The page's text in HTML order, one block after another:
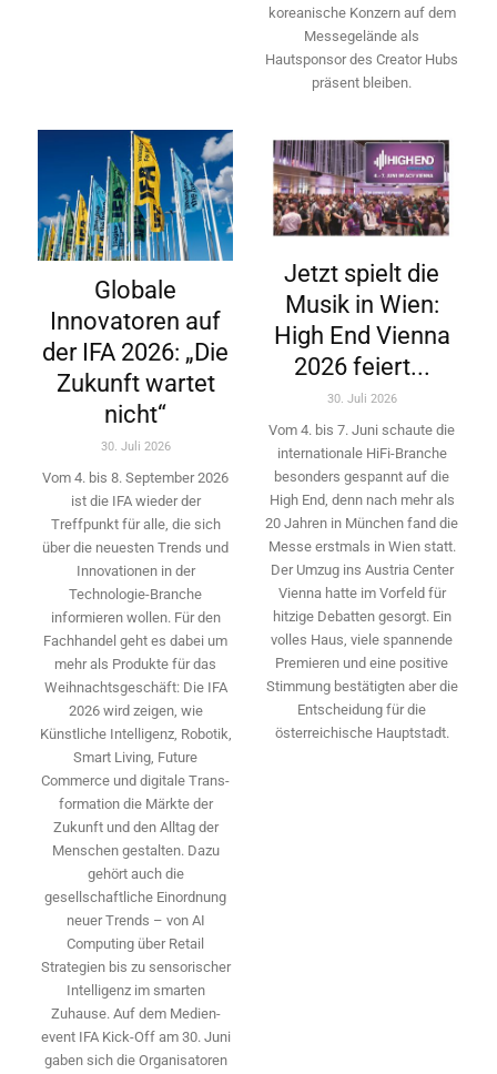
koreanische Konzern auf dem
Messegelände als
Hautsponsor des Creator Hubs
präsent bleiben.
Globale
Innovatoren auf
der IFA 2026: „Die
Zukunft wartet
nicht“
30. Juli 2026
Vom 4. bis 8. September 2026
ist die IFA wieder der
Treffpunkt für alle, die sich
über die neuesten Trends und
Innovationen in der
Technologie-­Branche
informieren wollen. Für den
Fachhandel geht es dabei um
mehr als Produkte für das
Weihnachtsgeschäft: Die IFA
2026 wird ­zeigen, wie
Künstliche Intelligenz, Robotik,
Smart Living, Future
Commerce und digitale Trans­
formation die Märkte der
Zukunft und den Alltag der
Menschen gestalten. Dazu
gehört auch die
gesellschaftliche Einordnung
neuer Trends – von AI
Computing über Retail
Strategien bis zu sensorischer
Intelligenz im smarten
Zuhause. Auf dem Medien­
event IFA Kick-Off am 30. Juni
gaben sich die Organisatoren
Jetzt spielt die
Musik in Wien:
High End Vienna
2026 feiert...
30. Juli 2026
Vom 4. bis 7. Juni schaute die
internationale HiFi-Branche
besonders gespannt auf die
High End, denn nach mehr als
20 Jahren in München fand die
Messe erstmals in Wien statt.
Der Umzug ins Austria Center
Vienna hatte im Vorfeld für
hitzige Debatten gesorgt. Ein
volles Haus, viele spannende
Premieren und eine positive
Stimmung bestätigten aber die
Entscheidung für die
österreichische Hauptstadt.